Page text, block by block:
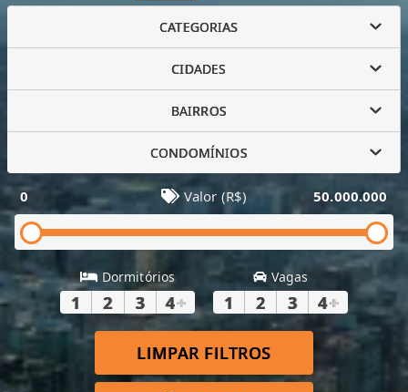
CATEGORIAS
CIDADES
BAIRROS
CONDOMÍNIOS
0 Valor (R$) 50.000.000
Dormitórios
1 2 3 4+
Vagas
1 2 3 4+
LIMPAR FILTROS